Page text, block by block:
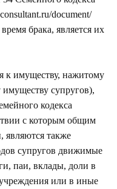
document/
брака, является их
к имуществу, нажитому
супругов),
кодекса
с которым общим
являются также
супругов движимые
паи, вклады, доли в
или в иные